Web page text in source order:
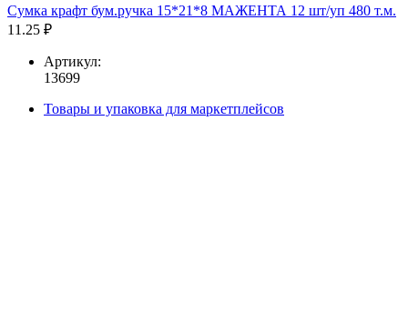
Сумка крафт бум.ручка 15*21*8 МАЖЕНТА 12 шт/уп 480 т.м.
11.25 ₽
Артикул:
13699
Товары и упаковка для маркетплейсов